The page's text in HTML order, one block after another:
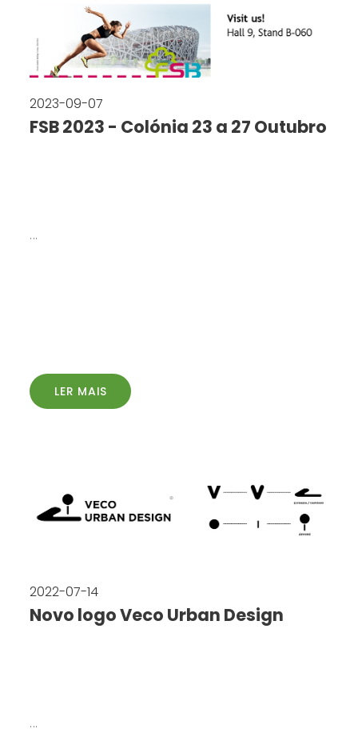
2023-09-07
FSB 2023 - Colónia 23 a 27 Outubro
...
LER MAIS
2022-07-14
Novo logo Veco Urban Design
...